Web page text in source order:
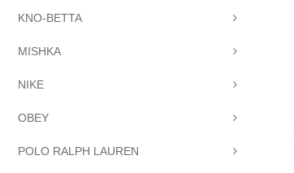
KNO-BETTA
MISHKA
NIKE
OBEY
POLO RALPH LAUREN